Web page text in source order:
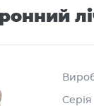
Серія